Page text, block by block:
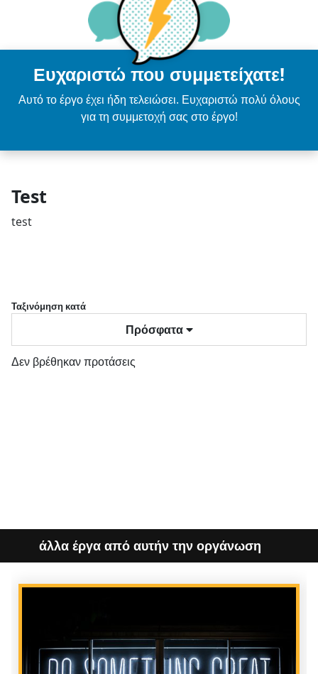
Ευχαριστώ που συμμετείχατε!
Αυτό το έργο έχει ήδη τελειώσει. Ευχαριστώ πολύ όλους
για τη συμμετοχή σας στο έργο!
Test
test
Ταξινόμηση κατά
Πρόσφατα
Δεν βρέθηκαν προτάσεις
άλλα έργα από αυτήν την οργάνωση